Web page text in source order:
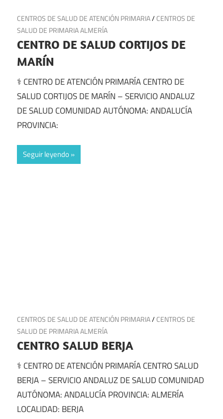
22 de junio de 2025
CENTROS DE SALUD DE ATENCIÓN PRIMARIA/CENTROS DE
SALUD DE PRIMARIA ALMERÍA
CENTRO DE SALUD CORTIJOS DE
MARÍN
⚕️ CENTRO DE ATENCIÓN PRIMARÍA CENTRO DE
SALUD CORTIJOS DE MARÍN – SERVICIO ANDALUZ
DE SALUD COMUNIDAD AUTÓNOMA: ANDALUCÍA
PROVINCIA:
Seguir leyendo
22 de junio de 2025
CENTROS DE SALUD DE ATENCIÓN PRIMARIA/CENTROS DE
SALUD DE PRIMARIA ALMERÍA
CENTRO SALUD BERJA
⚕️ CENTRO DE ATENCIÓN PRIMARÍA CENTRO SALUD
BERJA – SERVICIO ANDALUZ DE SALUD COMUNIDAD
AUTÓNOMA: ANDALUCÍA PROVINCIA: ALMERÍA
LOCALIDAD: BERJA